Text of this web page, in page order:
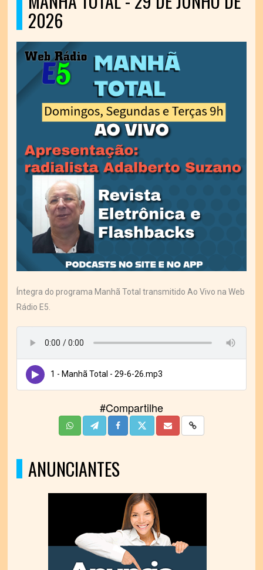
2026
Íntegra do programa Manhã Total transmitido Ao Vivo na Web
Rádio E5.
1 - Manhã Total - 29-6-26.mp3
#Compartilhe
ANUNCIANTES